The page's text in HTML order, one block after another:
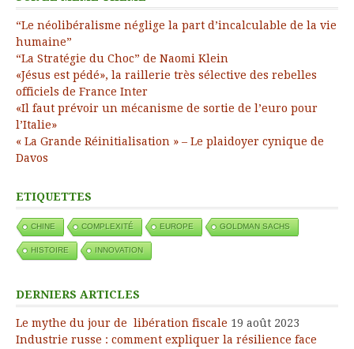
“Le néolibéralisme néglige la part d’incalculable de la vie
humaine”
“La Stratégie du Choc” de Naomi Klein
«Jésus est pédé», la raillerie très sélective des rebelles
officiels de France Inter
«Il faut prévoir un mécanisme de sortie de l’euro pour
l’Italie»
« La Grande Réinitialisation » – Le plaidoyer cynique de
Davos
ETIQUETTES
CHINE COMPLEXITÉ EUROPE GOLDMAN SACHS
HISTOIRE INNOVATION
DERNIERS ARTICLES
Le mythe du jour de libération fiscale 19 août 2023
Industrie russe : comment expliquer la résilience face